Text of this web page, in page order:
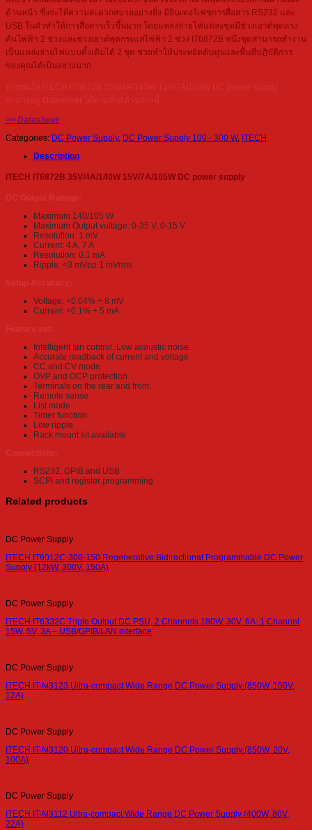
ด้านหน้า ซึ่งจะให้ความสะดวกสบายอย่างยิ่ง มีอินเทอร์เฟซการสื่อสาร RS232 และ
USB ในตัวทำให้การสื่อสารเร็วขึ้นมาก โดยแหล่งจ่ายไฟแต่ละชุดมีช่วงเอาต์พุตแรง
ดันไฟฟ้า 2 ช่วงและช่วงเอาต์พุตกระแสไฟฟ้า 2 ช่วง IT6872B หนึ่งชุดสามารถทำงาน
เป็นแหล่งจ่ายไฟแบบดั้งเดิมได้ 2 ชุด ช่วยทำให้ประหยัดต้นทุนและพื้นที่ปฏิบัติการ
ของคุณได้เป็นอย่างมาก
>> Datasheet
Categories: DC Power Supply, DC Power Supply 100 - 300 W, ITECH
Description
ITECH IT6872B 35V/4A/140W 15V/7A/105W DC power supply
Maximum 140/105 W
Maximum Output voltage: 0-35 V, 0-15 V
Resolution: 1 mV
Current: 4 A, 7 A
Resolution: 0.1 mA
Ripple: <3 mVpp 1 mVrms
Voltage: <0.04% + 8 mV
Current: <0.1% + 5 mA
Intelligent fan control. Low acoustic noise.
Accurate readback of current and voltage
CC and CV mode
OVP and OCP protection
Terminals on the rear and front.
Remote sense
List mode
Timer function
Low ripple
Rack mount kit available
RS232, GPIB and USB
SCPI and register programming
Related products
DC Power Supply
ITECH IT6012C-300-150 Regenerative Bidirectional Programmable DC Power
Supply (12kW, 300V, 150A)
DC Power Supply
ITECH IT6332C Triple Output DC PSU, 2 Channels 180W, 30V, 6A; 1 Channel
15W, 5V, 3A – USB/GPIB/LAN interface
DC Power Supply
ITECH IT-M3123 Ultra-compact Wide Range DC Power Supply (850W, 150V,
12A)
DC Power Supply
ITECH IT-M3120 Ultra-compact Wide Range DC Power Supply (850W, 20V,
100A)
DC Power Supply
ITECH IT-M3112 Ultra-compact Wide Range DC Power Supply (400W, 80V,
22A)